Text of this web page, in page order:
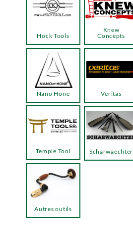
Hock Tools
Knew
Concepts
Temple Tool
Veritas
Nano Hone
Autres outils
Scharwaechter